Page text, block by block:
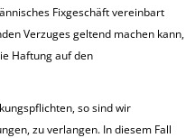
Fixgeschäft vereinbart
Verzuges geltend machen kann,
Haftung auf den
so sind wir
zu verlangen. In diesem Fall